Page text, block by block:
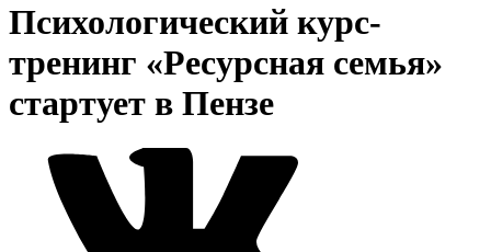
Психологический курс-
тренинг «Ресурсная семья»
стартует в Пензе